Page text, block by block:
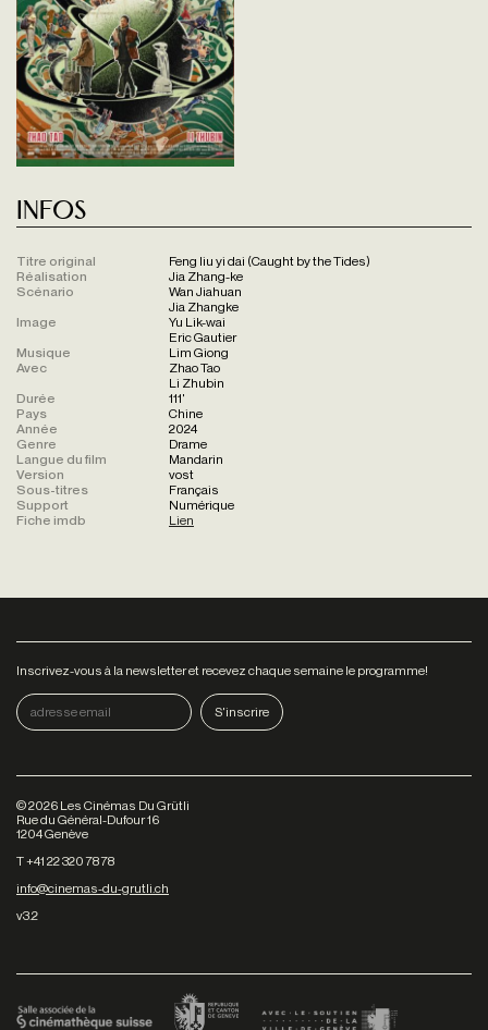
Infos
Titre original
Feng liu yi dai (Caught by the Tides)
Réalisation
Jia Zhang-ke
Scénario
Wan Jiahuan
Jia Zhangke
Image
Yu Lik-wai
Eric Gautier
Musique
Lim Giong
Avec
Zhao Tao
Li Zhubin
Durée
111'
Pays
Chine
Année
2024
Genre
Drame
Langue du film
Mandarin
Version
vost
Sous-titres
Français
Support
Numérique
Fiche imdb
Lien
Inscrivez-vous à la newsletter et recevez chaque semaine le programme!
©2026 Les Cinémas Du Grütli
Rue du Général-Dufour 16
1204 Genève
T +41 22 320 78 78
info@cinemas-du-grutli.ch
v3.2